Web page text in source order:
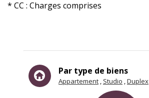
* CC : Charges comprises
Par type de biens
Appartement Studio Duplex